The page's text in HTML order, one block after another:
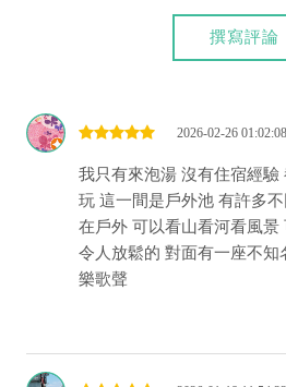
●配合環保政策，減少塑膠製品，不
●元旦連續假期、農曆春節期間收費
●元旦連續假期、農曆春節期間：住
停使用。
●資訊與價格若有異動，請以會館現
【湯屋-雅緻湯屋(單湯池)】
●營業時間：24小時。
●孩童身高90公分以下，現場測量後
●空調設置，戶外窗透氣設施。
撰寫評論
2026-02-26 01:02:08
我只有來泡湯 沒有住宿經驗
玩 這一間是戶外池 有許多
在戶外 可以看山看河看風
令人放鬆的 對面有一座不
樂歌聲